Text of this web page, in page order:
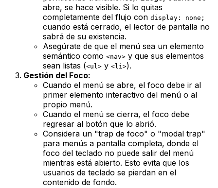
abre, se hace visible. Si lo quitas
completamente del flujo con display: none;
cuando está cerrado, el lector de pantalla no
sabrá de su existencia.
Asegúrate de que el menú sea un elemento
semántico como <nav> y que sus elementos
sean listas (<ul> y <li>).
Gestión del Foco:
Cuando el menú se abre, el foco debe ir al
primer elemento interactivo del menú o al
propio menú.
Cuando el menú se cierra, el foco debe
regresar al botón que lo abrió.
Considera un "trap de foco" o "modal trap"
para menús a pantalla completa, donde el
foco del teclado no puede salir del menú
mientras está abierto. Esto evita que los
usuarios de teclado se pierdan en el
contenido de fondo.